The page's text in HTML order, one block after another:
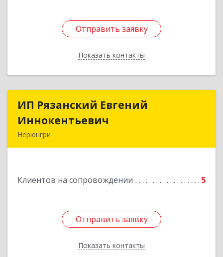
Отправить заявку
Показать контакты
Отправить заявку
Назад
ИП Рязанский Евгений
Иннокентьевич
Нерюнгри
Клиентов на сопровождении 5
Отправить заявку
Показать контакты
ИП Рязанский Евгений
Подробнее
Отправить заявку
Назад